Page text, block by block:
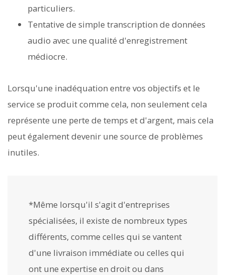
particuliers.
Tentative de simple transcription de données
audio avec une qualité d'enregistrement
médiocre.
Lorsqu'une inadéquation entre vos objectifs et le
service se produit comme cela, non seulement cela
représente une perte de temps et d'argent, mais cela
peut également devenir une source de problèmes
inutiles.
*Même lorsqu'il s'agit d'entreprises
spécialisées, il existe de nombreux types
différents, comme celles qui se vantent
d'une livraison immédiate ou celles qui
ont une expertise en droit ou dans